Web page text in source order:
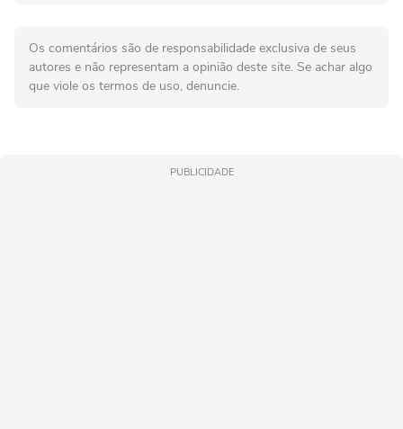
Os comentários são de responsabilidade exclusiva de seus
autores e não representam a opinião deste site. Se achar algo
que viole os termos de uso, denuncie.
PUBLICIDADE